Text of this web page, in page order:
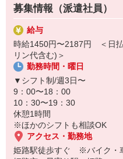
資格も経験も問いません！
職場見学をして気に入ればスタ
定時退社なのでプライベート時
働きながら資格を取って時給
です！
募集情報（派遣社員）
給与
時給1450円〜2187円 ＜日
リン代含む)＞
勤務時間・曜日
▼シフト制/週3日〜
9：00〜18：00
10：30〜19：30
休憩1時間
※ほかのシフトも相談OK
アクセス・勤務地
姫路駅徒歩すぐ ※バイク・